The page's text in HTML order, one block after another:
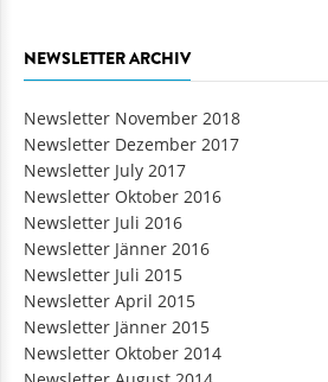
NEWSLETTER ARCHIV
Newsletter November 2018
Newsletter Dezember 2017
Newsletter July 2017
Newsletter Oktober 2016
Newsletter Juli 2016
Newsletter Jänner 2016
Newsletter Juli 2015
Newsletter April 2015
Newsletter Jänner 2015
Newsletter Oktober 2014